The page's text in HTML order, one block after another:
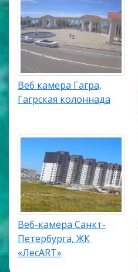
Веб камера Гагра,
Гагрская колоннада
Веб-камера Санкт-
Петербурга, ЖК
«ЛесART»